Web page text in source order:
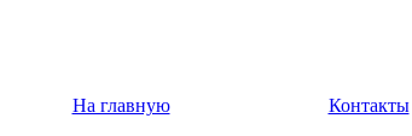
На главную Контакты